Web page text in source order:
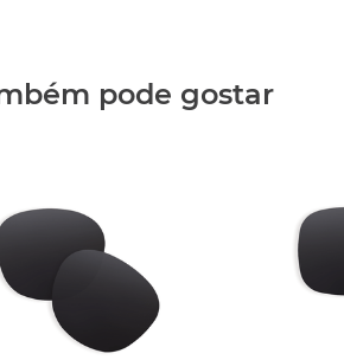
pode gostar